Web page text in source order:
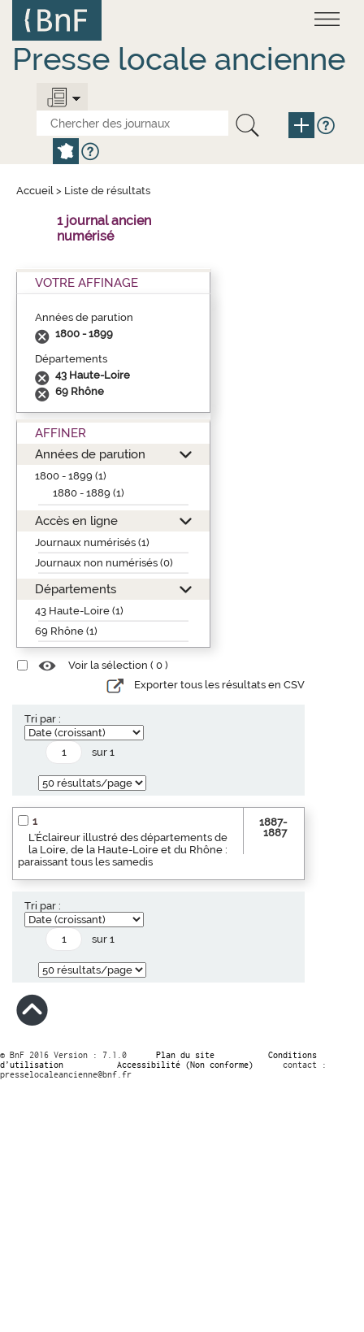
contenu
principal
Presse locale ancienne
Accueil > Liste de résultats
1 journal ancien
numérisé
VOTRE AFFINAGE
Années de parution
1800 - 1899
Départements
43 Haute-Loire
69 Rhône
AFFINER
Années de parution
1800 - 1899 (1)
1880 - 1889 (1)
Accès en ligne
Journaux numérisés (1)
Journaux non numérisés (0)
Départements
43 Haute-Loire (1)
69 Rhône (1)
Voir la sélection ( 0 )
Exporter tous les résultats en CSV
Tri par :
sur 1
1
L'Éclaireur illustré des départements de
la Loire, de la Haute-Loire et du Rhône :
paraissant tous les samedis
1887-
1887
Tri par :
sur 1
© BnF 2016 Version : 7.1.0 Plan du site
Conditions
d’utilisation
Accessibilité (Non conforme)
contact :
presselocaleancienne@bnf.fr
Panneau de gestion des cookies